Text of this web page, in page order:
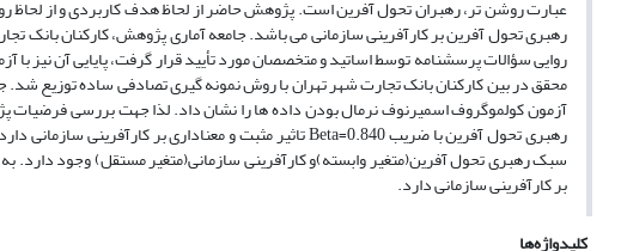
عبارت روشن تر، رهبران تحول آفرین است. پژوهش حاضر از لحاظ هدف کاربردی و از
آزمون کولموگروف اسمیرنوف نرمال بودن داده ها را نشان داد. لذا جهت بررسی
بر کارآفرینی سازمانی دارد.
کلیدواژه‌ها